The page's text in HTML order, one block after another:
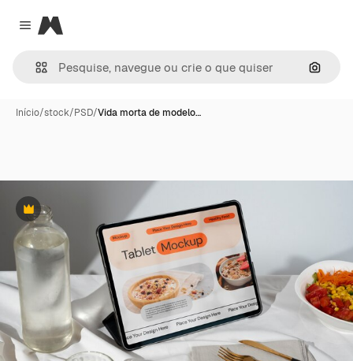
Close menu
Magnific
Início/stock/PSD/Vida morta de modelo…
Premium